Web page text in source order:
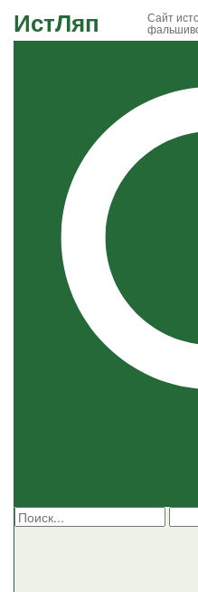
ИстЛяп Сайт